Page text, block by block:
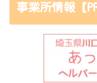
事業所情報【PR